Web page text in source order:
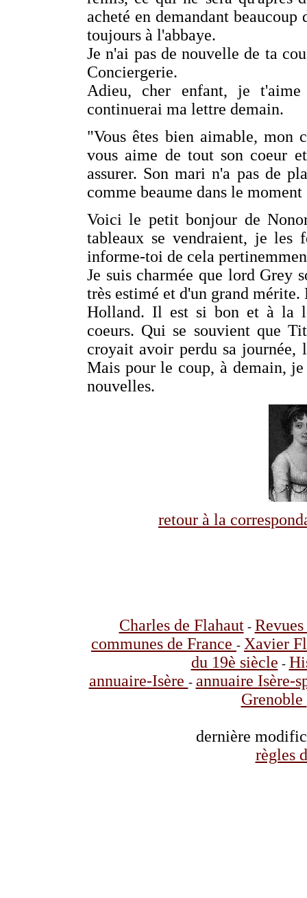
acheté en demandant
toujours à l'abbaye.
Je n'ai pas de nouvelle de ta
Conciergerie.
Adieu, cher enfant, je
continuerai ma lettre demain.
"Vous êtes bien aimable, mon
vous aime de tout son coeur
assurer. Son mari n'a pas de
comme beaume dans le moment
Voici le petit bonjour de
tableaux se vendraient, je les
informe-toi de cela
Je suis charmée que lord Grey
très estimé et d'un grand
Holland. Il est si bon et à la
coeurs. Qui se souvient que
croyait avoir perdu sa
Mais pour le coup, à demain,
nouvelles.
retour à la
Charles de Flahaut-
communes de France - Xavier
du 19è siècle -
annuaire-Isère - annuaire Isère-
Grenoble
dernière
règles